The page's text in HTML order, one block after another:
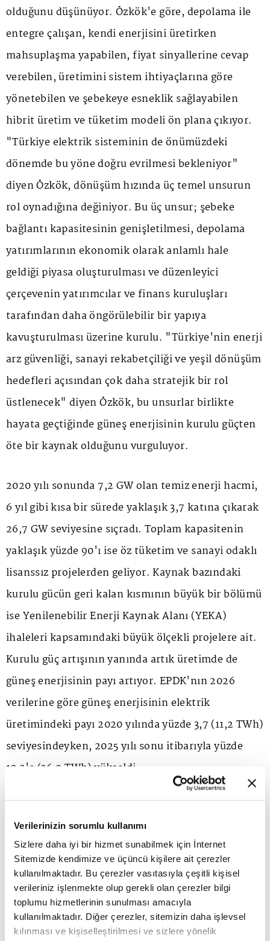
Verilerinizin sorumlu kullanımı
Sizlere daha iyi bir hizmet sunabilmek için İnternet
Sitemizde kendimize ve üçüncü kişilere ait çerezler
kullanılmaktadır. Bu çerezler vasıtasıyla çeşitli kişisel
verileriniz işlenmekte olup gerekli olan çerezler bilgi
toplumu hizmetlerinin sunulması amacıyla
kullanılmaktadır. Diğer çerezler, sitemizin daha işlevsel
kılınması ve kişiselleştirilmesi ve sizlere yönelik
olduğunu düşünüyor. Özkök'e göre, depolama ile
entegre çalışan, kendi enerjisini üretirken
mahsuplaşma yapabilen, fiyat sinyallerine cevap
verebilen, üretimini sistem ihtiyaçlarına göre
yönetebilen ve şebekeye esneklik sağlayabilen
hibrit üretim ve tüketim modeli ön plana çıkıyor.
"Türkiye elektrik sisteminin de önümüzdeki
dönemde bu yöne doğru evrilmesi bekleniyor"
diyen Özkök, dönüşüm hızında üç temel unsurun
rol oynadığına değiniyor. Bu üç unsur; şebeke
bağlantı kapasitesinin genişletilmesi, depolama
yatırımlarının ekonomik olarak anlamlı hale
geldiği piyasa oluşturulması ve düzenleyici
çerçevenin yatırımcılar ve finans kuruluşları
tarafından daha öngörülebilir bir yapıya
kavuşturulması üzerine kurulu. "Türkiye'nin enerji
arz güvenliği, sanayi rekabetçiliği ve yeşil dönüşüm
hedefleri açısından çok daha stratejik bir rol
üstlenecek" diyen Özkök, bu unsurlar birlikte
hayata geçtiğinde güneş enerjisinin kurulu güçten
öte bir kaynak olduğunu vurguluyor.
2020 yılı sonunda 7,2 GW olan temiz enerji hacmi,
6 yıl gibi kısa bir sürede yaklaşık 3,7 katına çıkarak
26,7 GW seviyesine sıçradı. Toplam kapasitenin
yaklaşık yüzde 90'ı ise öz tüketim ve sanayi odaklı
lisanssız projelerden geliyor. Kaynak bazındaki
kurulu gücün geri kalan kısmının büyük bir bölümü
ise Yenilenebilir Enerji Kaynak Alanı (YEKA)
ihaleleri kapsamındaki büyük ölçekli projelere ait.
Kurulu güç artışının yanında artık üretimde de
güneş enerjisinin payı artıyor. EPDK'nın 2026
verilerine göre güneş enerjisinin elektrik
üretimindeki payı 2020 yılında yüzde 3,7 (11,2 TWh)
seviyesindeyken, 2025 yılı sonu itibarıyla yüzde
10,3'e (36,9 TWh) yükseldi.
Tabii Türkiye'nin yenilenebilir enerji hedefleri
vermesi de bu büyümede önemli rol oynadı.
Nitekim 2025 sonu itibarıyla güneş ve rüzgar
enerjisinin toplam kurulu gücü 40 GW'a, elektrik
üretimindeki payı ise yüzde 21,2'ye ulaştı. Ancak
2035'te hedeflenen 120 GW seviyesine ulaşılması